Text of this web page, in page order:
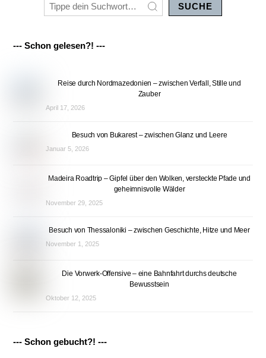
SUCHE
--- Schon gelesen?! ---
Reise durch Nordmazedonien – zwischen Verfall, Stille und
Zauber
April 17, 2026
Besuch von Bukarest – zwischen Glanz und Leere
Januar 5, 2026
Madeira Roadtrip – Gipfel über den Wolken, versteckte Pfade und
geheimnisvolle Wälder
November 29, 2025
Besuch von Thessaloniki – zwischen Geschichte, Hitze und Meer
November 1, 2025
Die Vorwerk-Offensive – eine Bahnfahrt durchs deutsche
Bewusstsein
Oktober 12, 2025
--- Schon gebucht?! ---